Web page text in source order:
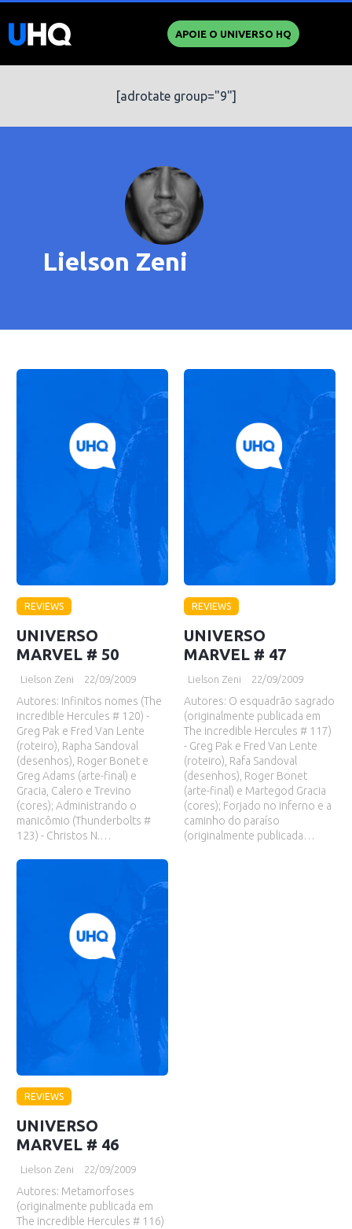
APOIE O UNIVERSO HQ
[adrotate group="9"]
Lielson Zeni
REVIEWS
UNIVERSO
MARVEL # 50
Lielson Zeni 22/09/2009
Autores: Infinitos nomes (The
incredible Hercules # 120) -
Greg Pak e Fred Van Lente
(roteiro), Rapha Sandoval
(desenhos), Roger Bonet e
Greg Adams (arte-final) e
Gracia, Calero e Trevino
(cores); Administrando o
manicômio (Thunderbolts #
123) - Christos N.…
REVIEWS
UNIVERSO
MARVEL # 47
Lielson Zeni 22/09/2009
Autores: O esquadrão sagrado
(originalmente publicada em
The incredible Hercules # 117)
- Greg Pak e Fred Van Lente
(roteiro), Rafa Sandoval
(desenhos), Roger Bonet
(arte-final) e Martegod Gracia
(cores); Forjado no inferno e a
caminho do paraíso
(originalmente publicada…
REVIEWS
UNIVERSO
MARVEL # 46
Lielson Zeni 22/09/2009
Autores: Metamorfoses
(originalmente publicada em
The incredible Hercules # 116)